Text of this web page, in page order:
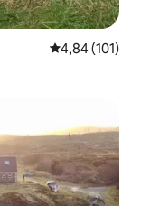
Évaluation
4,84 (101)